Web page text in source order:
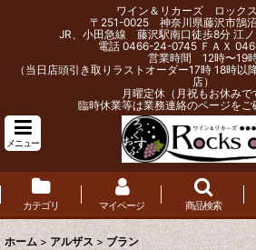
ワイン＆リカーズ ロック
〒251-0025 神奈川県藤沢市鵠
JR、小田急線 藤沢駅南口徒歩8分 江
電話 0466-24-0745 ＦＡＸ
営業時間 12時〜19
（当日店頭引き取りラストオーダー17時 18時以
店）
月曜定休（月祝もお休みで
臨時休業等は業務連絡のページをご
メニュー
カテゴリ マイページ 商品検索
ホーム > アルザス > ブラン